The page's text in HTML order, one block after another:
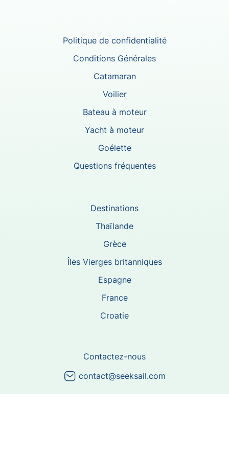
Politique de confidentialité
Conditions Générales
Catamaran
Voilier
Bateau à moteur
Yacht à moteur
Goélette
Questions fréquentes
Destinations
Thaïlande
Grèce
Îles Vierges britanniques
Espagne
France
Croatie
Contactez-nous
contact@seeksail.com